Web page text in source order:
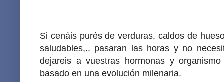
Si cenáis purés de verduras, caldos de
saludables,.. pasaran las horas y no
dejareis a vuestras hormonas y
basado en una evolución milenaria.